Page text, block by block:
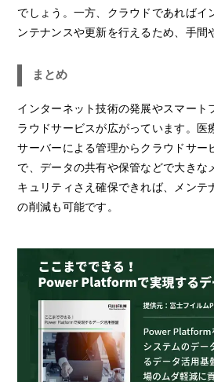
でしょう。一方、クラウドであればイ
ンテナンスや更新を行えるため、手間
まとめ
インターネット技術の発展やスマート
ラウドサービスが広がっています。医
サーバーによる管理からクラウドサー
で、データの共有や保管などで大きな
キュリティさえ確保できれば、メンテ
の削減も可能です。